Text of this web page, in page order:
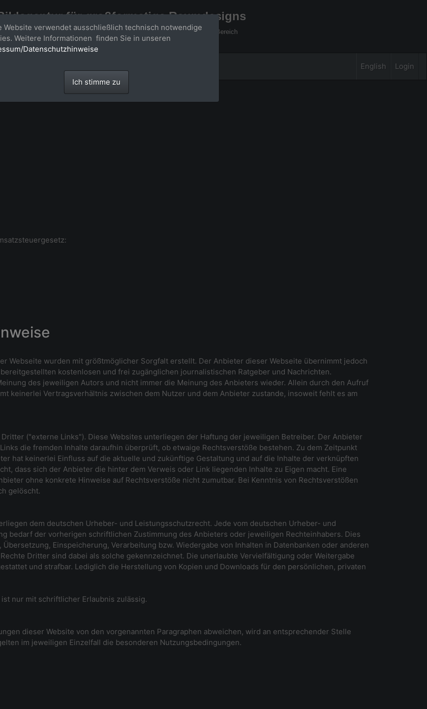
für großformatige Raumdesigns
Bilder - über 100 Meter große 'largeformat' Fotos im Gigapixel Bereich
English Login
Webseite wurden mit größtmöglicher Sorgfalt erstellt. Der Anbieter dieser Webseite übernimmt jedoch
kostenlosen und frei zugänglichen journalistischen Ratgeber und Nachrichten.
des jeweiligen Autors und nicht immer die Meinung des Anbieters wieder. Allein durch den Aufruf
keinerlei Vertragsverhältnis zwischen dem Nutzer und dem Anbieter zustande, insoweit fehlt es am
("externe Links"). Diese Websites unterliegen der Haftung der jeweiligen Betreiber. Der Anbieter
die fremden Inhalte daraufhin überprüft, ob etwaige Rechtsverstöße bestehen. Zu dem Zeitpunkt
hat keinerlei Einfluss auf die aktuelle und zukünftige Gestaltung und auf die Inhalte der verknüpften
dass sich der Anbieter die hinter dem Verweis oder Link liegenden Inhalte zu Eigen macht. Eine
ohne konkrete Hinweise auf Rechtsverstöße nicht zumutbar. Bei Kenntnis von Rechtsverstößen
gelöscht.
dem deutschen Urheber- und Leistungsschutzrecht. Jede vom deutschen Urheber- und
bedarf der vorherigen schriftlichen Zustimmung des Anbieters oder jeweiligen Rechteinhabers. Dies
Einspeicherung, Verarbeitung bzw. Wiedergabe von Inhalten in Datenbanken oder anderen
Dritter sind dabei als solche gekennzeichnet. Die unerlaubte Vervielfältigung oder Weitergabe
und strafbar. Lediglich die Herstellung von Kopien und Downloads für den persönlichen, privaten
nur mit schriftlicher Erlaubnis zulässig.
dieser Website von den vorgenannten Paragraphen abweichen, wird an entsprechender Stelle
im jeweiligen Einzelfall die besonderen Nutzungsbedingungen.
Website verwendet ausschließlich technisch notwendige
Weitere Informationen finden Sie in unseren
Datenschutzhinweise
Ich stimme zu